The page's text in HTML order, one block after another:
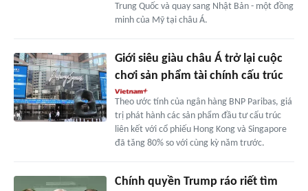
Trung Quốc và quay sang Nhật Bản - một đồng
minh của Mỹ tại châu Á.
Giới siêu giàu châu Á trở lại cuộc
chơi sản phẩm tài chính cấu trúc
Theo ước tính của ngân hàng BNP Paribas, giá
trị phát hành các sản phẩm đầu tư cấu trúc
liên kết với cổ phiếu Hong Kong và Singapore
đã tăng 80% so với cùng kỳ năm trước.
Chính quyền Trump ráo riết tìm